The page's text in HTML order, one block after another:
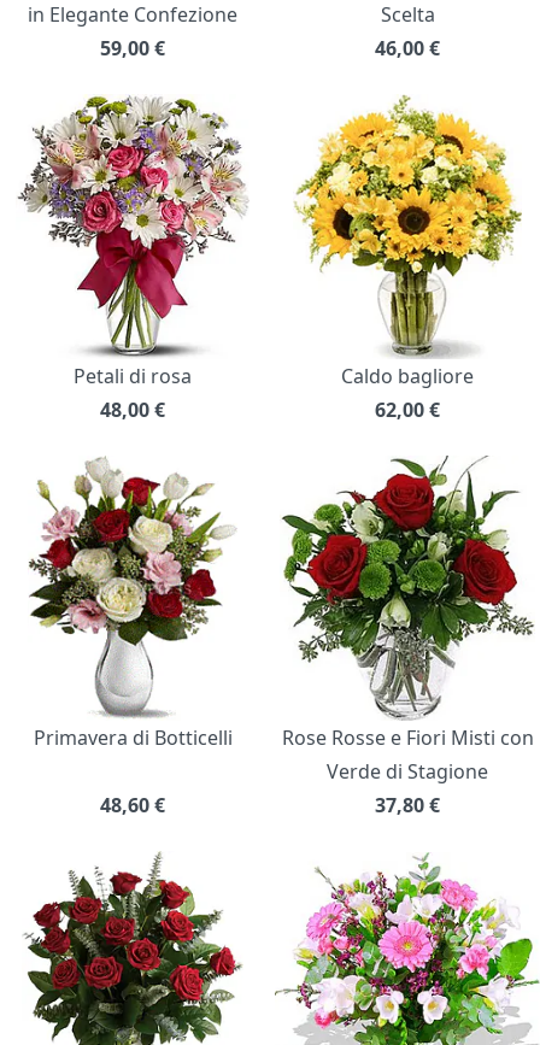
in Elegante Confezione
59,00€
Scelta
46,00€
Petali di rosa
48,00€
Caldo bagliore
62,00€
Primavera di Botticelli
48,60€
Rose Rosse e Fiori Misti con
Verde di Stagione
37,80€